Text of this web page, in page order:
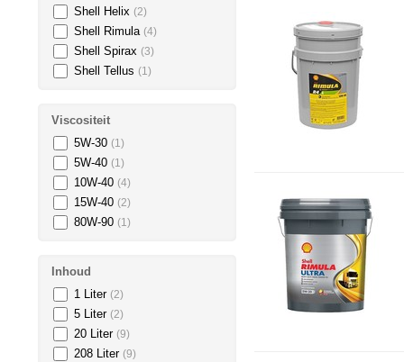
Shell Helix (2)
Shell Rimula (4)
Shell Spirax (3)
Shell Tellus (1)
Viscositeit
5W-30 (1)
5W-40 (1)
10W-40 (4)
15W-40 (2)
80W-90 (1)
Inhoud
1 Liter (2)
5 Liter (2)
20 Liter (9)
208 Liter (9)